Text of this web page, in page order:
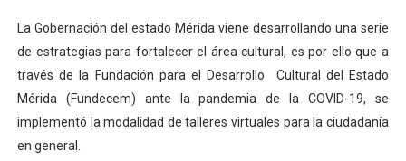
Fundecem inició con éxito el taller vacacional de
El Lactario del Iahula celebra la Semana Mundial de la
Plan Vacacional "Venezuela Ríe 2026" brinda
La Gobernación del estado Mérida viene desarrollando una serie
de estrategias para fortalecer el área cultural, es por ello que a
través de la Fundación para el Desarrollo Cultural del Estado
Mérida (Fundecem) ante la pandemia de la COVID-19, se
implementó la modalidad de talleres virtuales para la ciudadanía
en general.